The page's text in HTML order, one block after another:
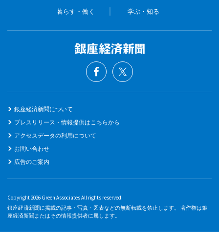
暮らす・働く 学ぶ・知る
銀座経済新聞について
プレスリリース・情報提供はこちらから
アクセスデータの利用について
お問い合わせ
広告のご案内
Copyright 2026 Green Associates All rights reserved.
銀座経済新聞に掲載の記事・写真・図表などの無断転載を禁止します。 著作権は銀
座経済新聞またはその情報提供者に属します。